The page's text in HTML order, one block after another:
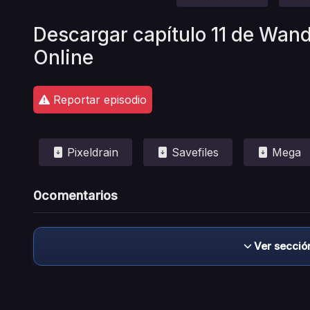
Descargar capítulo 11 de
Online
Reportar episodio
Pixeldrain Savefiles Mega
0comentarios
Ver